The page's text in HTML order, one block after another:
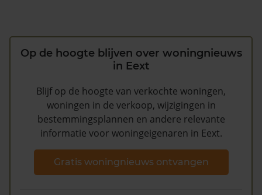
Op de hoogte blijven over woningnieuws
in Eext
Blijf op de hoogte van verkochte woningen,
woningen in de verkoop, wijzigingen in
bestemmingsplannen en andere relevante
informatie voor woningeigenaren in Eext.
Gratis woningnieuws ontvangen